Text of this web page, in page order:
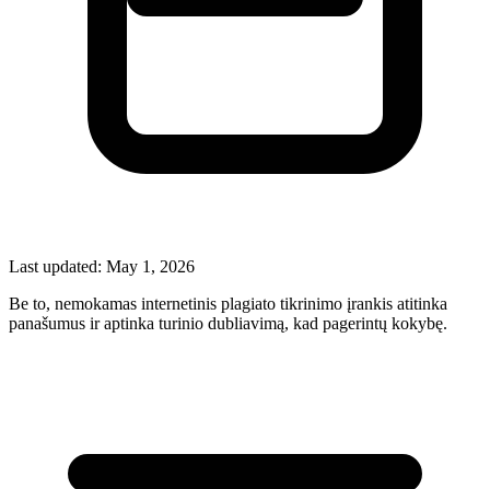
Last updated: May 1, 2026
Be to, nemokamas internetinis plagiato tikrinimo įrankis atitinka
panašumus ir aptinka turinio dubliavimą, kad pagerintų kokybę.